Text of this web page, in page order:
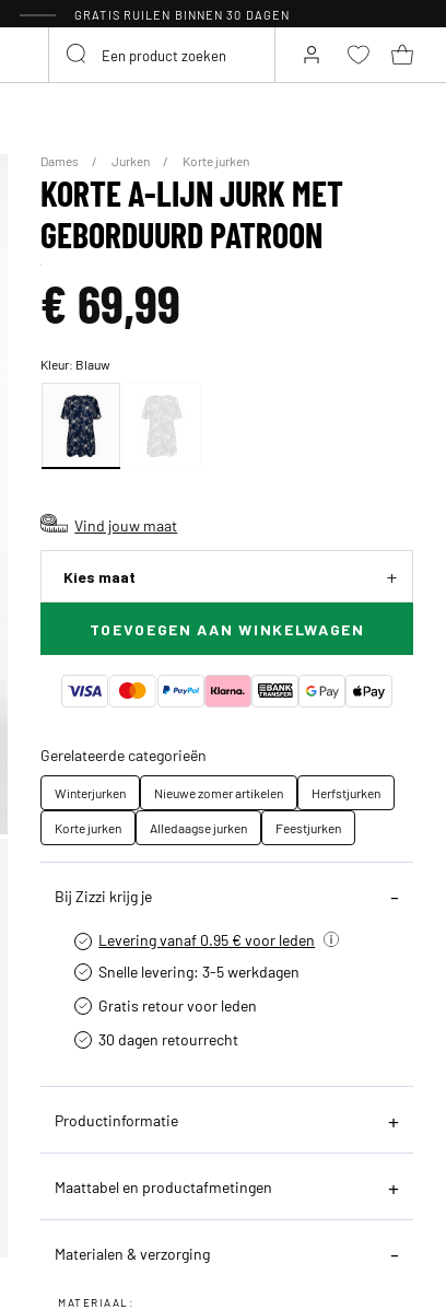
GRATIS RUILEN BINNEN 30 DAGEN
Dames Jurken Korte jurken
KORTE A-LIJN JURK MET
GEBORDUURD PATROON
€ 69,99
Kleur: Blauw
Vind jouw maat
Kies maat
TOEVOEGEN AAN WINKELWAGEN
Gerelateerde categorieën
Winterjurken Nieuwe zomer artikelen
Herfstjurken
Korte jurken
Alledaagse jurken Feestjurken
Bij Zizzi krijg je
Levering vanaf 0.95 € voor leden
Snelle levering: 3-5 werkdagen
Gratis retour voor leden
30 dagen retourrecht­
Productinformatie
Maattabel en productafmetingen
Materialen & verzorging
MATERIAAL: